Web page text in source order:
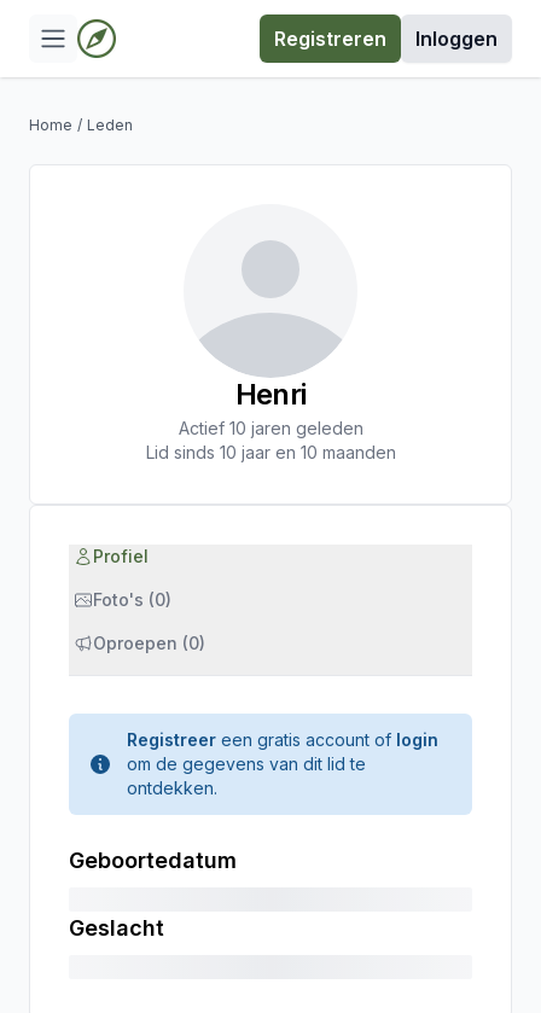
Registreren Inloggen
Home / Leden
Henri
Actief 10 jaren geleden
Lid sinds 10 jaar en 10 maanden
Profiel
Foto's (0)
Oproepen (0)
Registreer een gratis account of login
om de gegevens van dit lid te
ontdekken.
Geboortedatum
Geslacht